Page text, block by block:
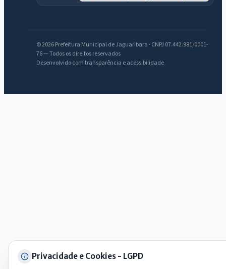
© 2026 Prefeitura Municipal de Jaguaribara · CNPJ 07.442.981/0001-
76 — Todos os direitos reservados
Desenvolvido com transparência e acessibilidade
Privacidade e Cookies - LGPD
Assistente do Portal
licitações, estrutura ou transparência do município.